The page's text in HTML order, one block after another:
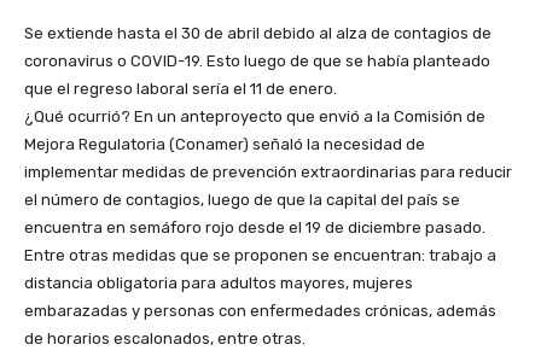
Se extiende hasta el 30 de abril debido al alza de contagios de
coronavirus o COVID-19. Esto luego de que se había planteado
que el regreso laboral sería el 11 de enero.
¿Qué ocurrió? En un anteproyecto que envió a la Comisión de
Mejora Regulatoria (Conamer) señaló la necesidad de
implementar medidas de prevención extraordinarias para reducir
el número de contagios, luego de que la capital del país se
encuentra en semáforo rojo desde el 19 de diciembre pasado.
Entre otras medidas que se proponen se encuentran: trabajo a
distancia obligatoria para adultos mayores, mujeres
embarazadas y personas con enfermedades crónicas, además
de horarios escalonados, entre otras.